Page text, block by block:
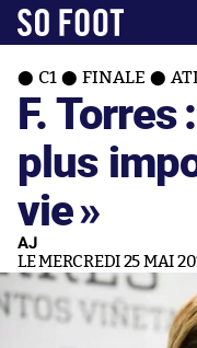
C1 FINALE
F. Torres
plus
vie»
AJ
LE MERCREDI 25 MAI